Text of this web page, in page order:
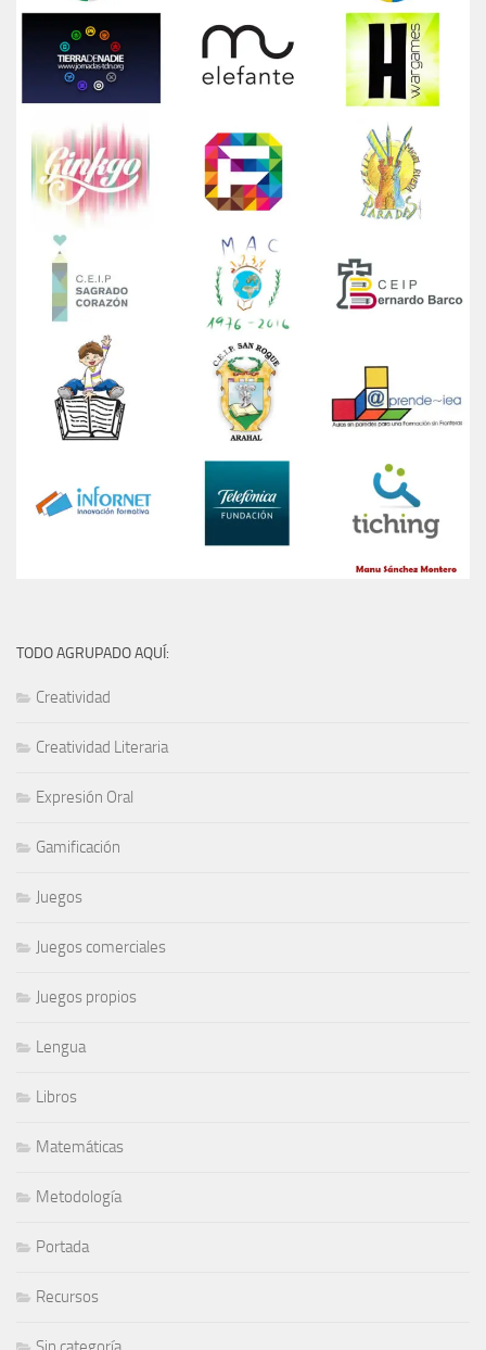
TODO AGRUPADO AQUÍ:
Creatividad
Creatividad Literaria
Expresión Oral
Gamificación
Juegos
Juegos comerciales
Juegos propios
Lengua
Libros
Matemáticas
Metodología
Portada
Recursos